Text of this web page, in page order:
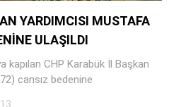
YARDIMCISI MUSTAFA
ULAŞILDI
kapılan CHP Karabük İl Başkan
cansız bedenine